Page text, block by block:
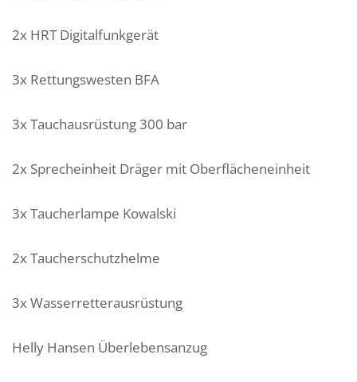
2x HRT Digitalfunkgerät
3x Rettungswesten BFA
3x Tauchausrüstung 300 bar
2x Sprecheinheit Dräger mit Oberflächeneinheit
3x Taucherlampe Kowalski
2x Taucherschutzhelme
3x Wasserretterausrüstung
Helly Hansen Überlebensanzug